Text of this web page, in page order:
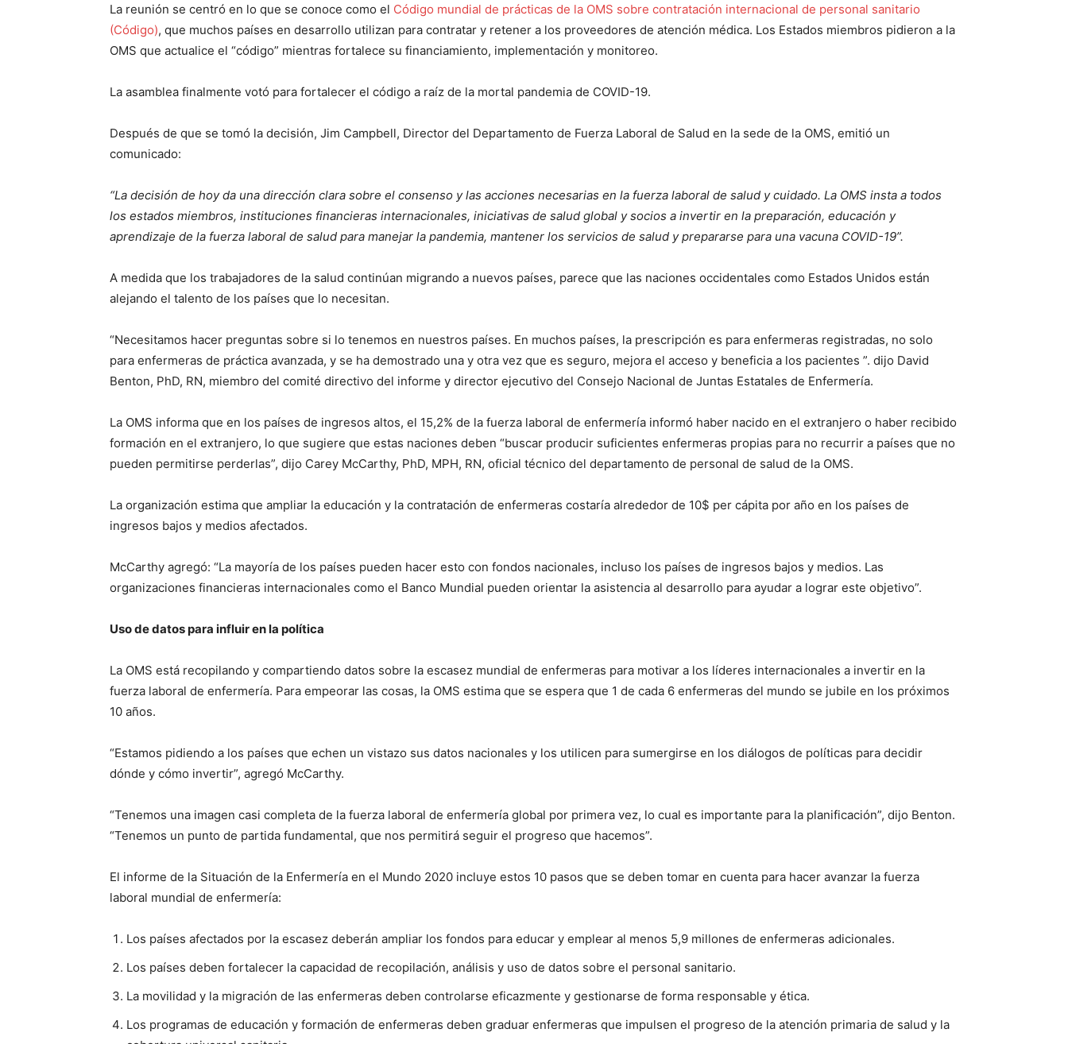
La reunión se centró en lo que se conoce como el Código mundial de prácticas de la OMS sobre contratación internacional de personal sanitario
(Código), que muchos países en desarrollo utilizan para contratar y retener a los proveedores de atención médica. Los Estados miembros pidieron a la
OMS que actualice el “código” mientras fortalece su financiamiento, implementación y monitoreo.
La asamblea finalmente votó para fortalecer el código a raíz de la mortal pandemia de COVID-19.
Después de que se tomó la decisión, Jim Campbell, Director del Departamento de Fuerza Laboral de Salud en la sede de la OMS, emitió un
comunicado:
“La decisión de hoy da una dirección clara sobre el consenso y las acciones necesarias en la fuerza laboral de salud y cuidado. La OMS insta a todos
los estados miembros, instituciones financieras internacionales, iniciativas de salud global y socios a invertir en la preparación, educación y
aprendizaje de la fuerza laboral de salud para manejar la pandemia, mantener los servicios de salud y prepararse para una vacuna COVID-19”.
A medida que los trabajadores de la salud continúan migrando a nuevos países, parece que las naciones occidentales como Estados Unidos están
alejando el talento de los países que lo necesitan.
“Necesitamos hacer preguntas sobre si lo tenemos en nuestros países. En muchos países, la prescripción es para enfermeras registradas, no solo
para enfermeras de práctica avanzada, y se ha demostrado una y otra vez que es seguro, mejora el acceso y beneficia a los pacientes ”. dijo David
Benton, PhD, RN, miembro del comité directivo del informe y director ejecutivo del Consejo Nacional de Juntas Estatales de Enfermería.
La OMS informa que en los países de ingresos altos, el 15,2% de la fuerza laboral de enfermería informó haber nacido en el extranjero o haber recibido
formación en el extranjero, lo que sugiere que estas naciones deben “buscar producir suficientes enfermeras propias para no recurrir a países que no
pueden permitirse perderlas”, dijo Carey McCarthy, PhD, MPH, RN, oficial técnico del departamento de personal de salud de la OMS.
La organización estima que ampliar la educación y la contratación de enfermeras costaría alrededor de 10$ per cápita por año en los países de
ingresos bajos y medios afectados.
McCarthy agregó: “La mayoría de los países pueden hacer esto con fondos nacionales, incluso los países de ingresos bajos y medios. Las
organizaciones financieras internacionales como el Banco Mundial pueden orientar la asistencia al desarrollo para ayudar a lograr este objetivo”.
Uso de datos para influir en la política
La OMS está recopilando y compartiendo datos sobre la escasez mundial de enfermeras para motivar a los líderes internacionales a invertir en la
fuerza laboral de enfermería. Para empeorar las cosas, la OMS estima que se espera que 1 de cada 6 enfermeras del mundo se jubile en los próximos
10 años.
“Estamos pidiendo a los países que echen un vistazo sus datos nacionales y los utilicen para sumergirse en los diálogos de políticas para decidir
dónde y cómo invertir”, agregó McCarthy.
“Tenemos una imagen casi completa de la fuerza laboral de enfermería global por primera vez, lo cual es importante para la planificación”, dijo Benton.
“Tenemos un punto de partida fundamental, que nos permitirá seguir el progreso que hacemos”.
El informe de la Situación de la Enfermería en el Mundo 2020 incluye estos 10 pasos que se deben tomar en cuenta para hacer avanzar la fuerza
laboral mundial de enfermería:
Los países afectados por la escasez deberán ampliar los fondos para educar y emplear al menos 5,9 millones de enfermeras adicionales.
Los países deben fortalecer la capacidad de recopilación, análisis y uso de datos sobre el personal sanitario.
La movilidad y la migración de las enfermeras deben controlarse eficazmente y gestionarse de forma responsable y ética.
Los programas de educación y formación de enfermeras deben graduar enfermeras que impulsen el progreso de la atención primaria de salud y la